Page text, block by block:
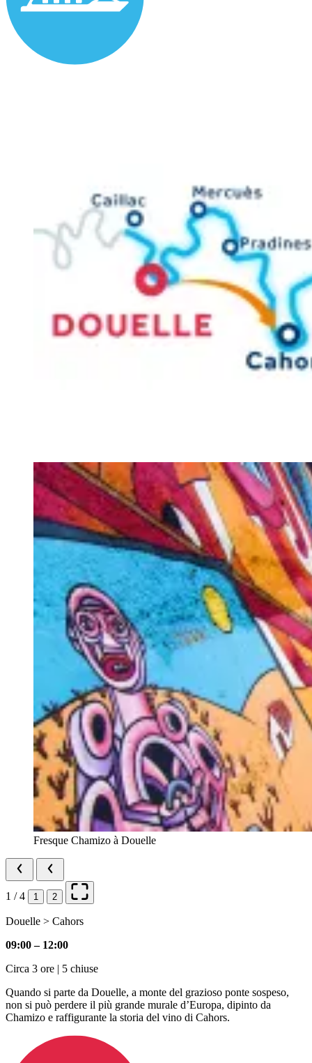
Fresque Chamizo à Douelle
1 / 4 1 2
Douelle > Cahors
09:00 – 12:00
Circa 3 ore | 5 chiuse
Quando si parte da Douelle, a monte del grazioso ponte sospeso,
non si può perdere il più grande murale d’Europa, dipinto da
Chamizo e raffigurante la storia del vino di Cahors.